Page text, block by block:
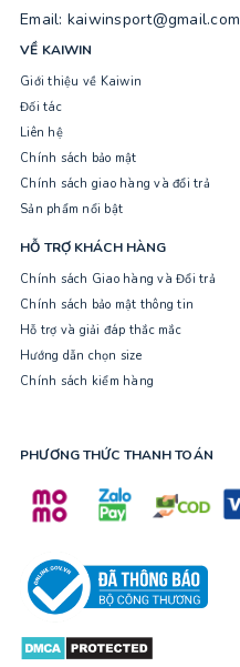
Email: kaiwinsport@gmail.com
VỀ KAIWIN
Giới thiệu về Kaiwin
Đối tác
Liên hệ
Chính sách bảo mật
Chính sách giao hàng và đổi trả
Sản phẩm nổi bật
HỖ TRỢ KHÁCH HÀNG
Chính sách Giao hàng và Đổi trả
Chính sách bảo mật thông tin
Hỗ trợ và giải đáp thắc mắc
Hướng dẫn chọn size
Chính sách kiểm hàng
PHƯƠNG THỨC THANH TOÁN